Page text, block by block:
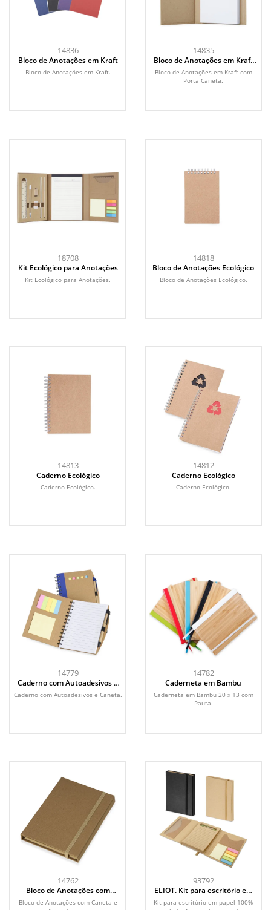
14836
Bloco de Anotações em Kraft
Bloco de Anotações em Kraft.
14835
Bloco de Anotações em Kraft
com Porta Caneta
Bloco de Anotações em Kraft com
Porta Caneta.
18708
Kit Ecológico para Anotações
Kit Ecológico para Anotações.
14818
Bloco de Anotações Ecológico
Bloco de Anotações Ecológico.
14813
Caderno Ecológico
Caderno Ecológico.
14812
Caderno Ecológico
Caderno Ecológico.
14779
Caderno com Autoadesivos e
Caneta
Caderno com Autoadesivos e Caneta.
14782
Caderneta em Bambu
Caderneta em Bambu 20 x 13 com
Pauta.
14762
Bloco de Anotações com
Caneta e Autoadesivos
Bloco de Anotações com Caneta e
93792
ELIOT. Kit para escritório em
cartão
Kit para escritório em papel 100%